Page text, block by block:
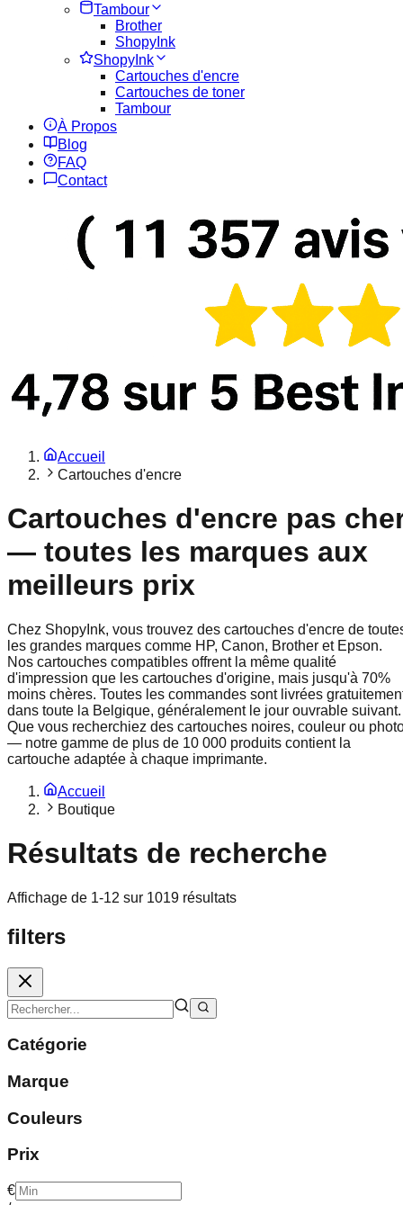
Tambour
Brother
ShopyInk
ShopyInk
Cartouches d'encre
Cartouches de toner
Tambour
À Propos
Blog
FAQ
Contact
Accueil
Cartouches d'encre
Cartouches d'encre pas
— toutes les marques aux
meilleurs prix
Chez ShopyInk, vous trouvez des cartouches d'encre de
les grandes marques comme HP, Canon, Brother et Epson.
Nos cartouches compatibles offrent la même qualité
d'impression que les cartouches d'origine, mais jusqu'à 70%
moins chères. Toutes les commandes sont livrées
dans toute la Belgique, généralement le jour ouvrable suivant.
Que vous recherchiez des cartouches noires, couleur ou
— notre gamme de plus de 10 000 produits contient la
cartouche adaptée à chaque imprimante.
Accueil
Boutique
Résultats de recherche
Affichage de 1-12 sur 1019 résultats
filters
Catégorie
Marque
Couleurs
Prix
€